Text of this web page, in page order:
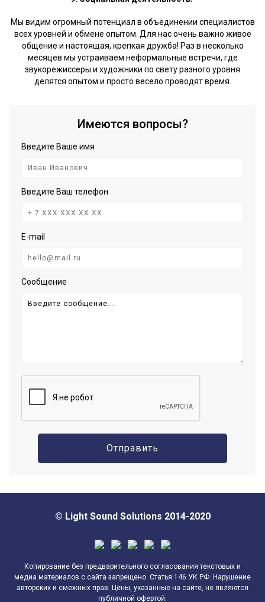
Мы видим огромный потенциал в объединении специалистов
всех уровней и обмене опытом. Для нас очень важно живое
общение и настоящая, крепкая дружба! Раз в несколько
месяцев мы устраиваем неформальные встречи, где
звукорежиссеры и художники по свету разного уровня
делятся опытом и просто весело проводят время.
Имеются вопросы?
Введите Ваше имя
Введите Ваш телефон
E-mail
Сообщение
© Light Sound Solutions 2014-2020
Копирование без предварительного согласования текстовых и
медиа материалов с сайта запрещено. Статья 146 УК РФ. Нарушение
авторских и смежных прав. Цены, указанные на сайте, не являются
публичной офертой.